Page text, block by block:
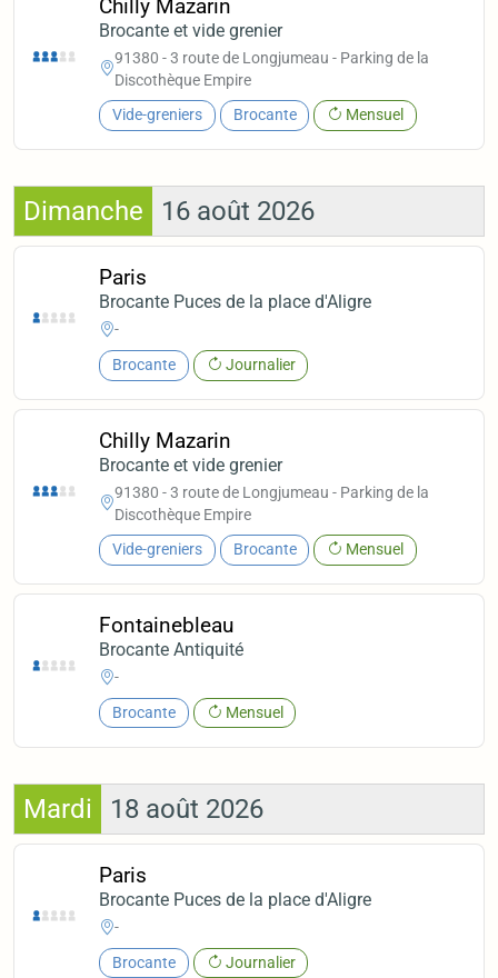
Chilly Mazarin
Brocante et vide grenier
91380 - 3 route de Longjumeau - Parking de la
Discothèque Empire
Vide-greniers Brocante Mensuel
Dimanche 16 août 2026
Paris
Brocante Puces de la place d'Aligre
-
Brocante Journalier
Chilly Mazarin
Brocante et vide grenier
91380 - 3 route de Longjumeau - Parking de la
Discothèque Empire
Vide-greniers Brocante Mensuel
Fontainebleau
Brocante Antiquité
-
Brocante Mensuel
Mardi 18 août 2026
Paris
Brocante Puces de la place d'Aligre
-
Brocante Journalier